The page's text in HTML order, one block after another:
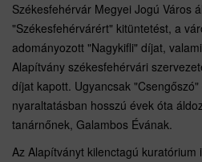
Székesfehérvár Megyei Jogú Város
"Székesfehérvárért" kitüntetést, a
adományozott "Nagykifli" díjat,
Alapítvány székesfehérvári
díjat kapott. Ugyancsak
nyaraltatásban hosszú évek óta
tanárnőnek, Galambos Évának.
Az Alapítványt kilenctagú